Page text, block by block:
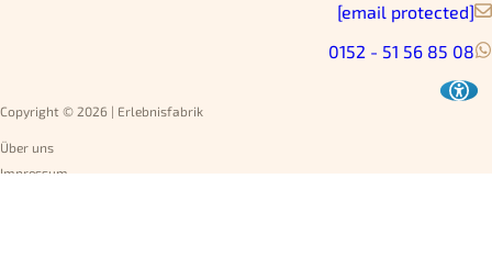
[email protected]
0152 - 51 56 85 08
Copyright © 2026 | Erlebnisfabrik
Über uns
Impressum